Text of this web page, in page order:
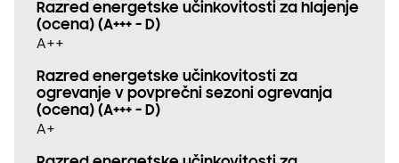
Razred energetske učinkovitosti za hlajenje
(ocena) (A+++ - D)
A++
Razred energetske učinkovitosti za
ogrevanje v povprečni sezoni ogrevanja
(ocena) (A+++ - D)
A+